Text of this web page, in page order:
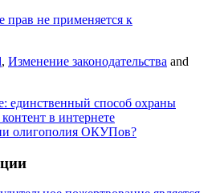
прав не применяется к
, Изменение законодательства and
единственный способ охраны
в интернете
олигополия ОКУПов?